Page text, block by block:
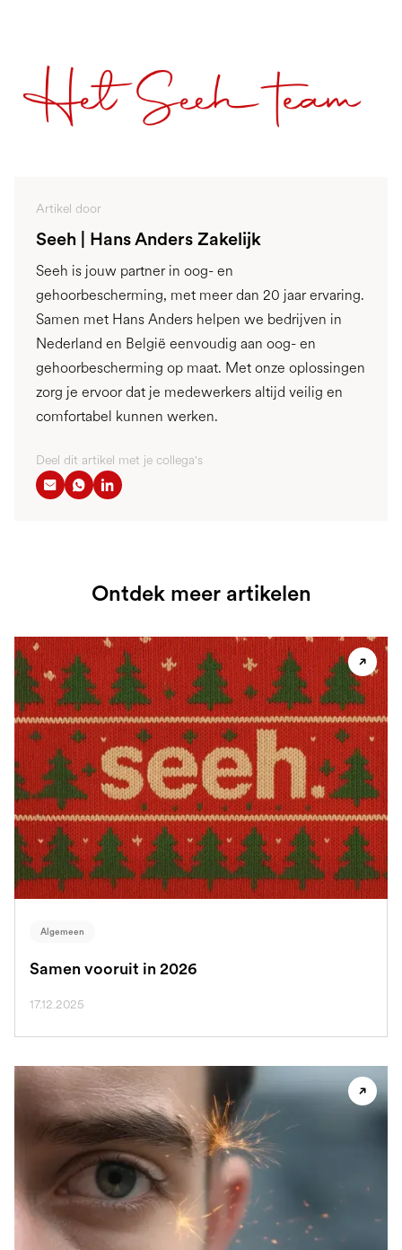
Artikel door
Seeh | Hans Anders Zakelijk
Seeh is jouw partner in oog- en
gehoorbescherming, met meer dan 20 jaar ervaring.
Samen met Hans Anders helpen we bedrijven in
Nederland en België eenvoudig aan oog- en
gehoorbescherming op maat. Met onze oplossingen
zorg je ervoor dat je medewerkers altijd veilig en
comfortabel kunnen werken.
Deel dit artikel met je collega's
Ontdek meer artikelen
Algemeen
Samen vooruit in 2026
17.12.2025